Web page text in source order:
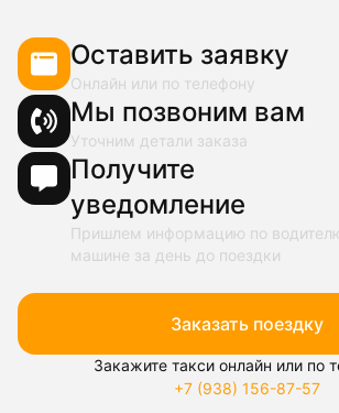
Оставить заявку
Онлайн или по телефону
Мы позвоним вам
Уточним детали заказа
Получите
уведомление
Пришлем информацию по
машине за день до поездки
Заказать поездку
Закажите такси онлайн или по
+7 (938) 156-87-57